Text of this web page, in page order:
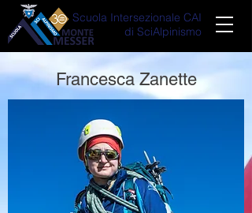
Scuola Intersezionale CAI
di SciAlpinismo
Francesca Zanette